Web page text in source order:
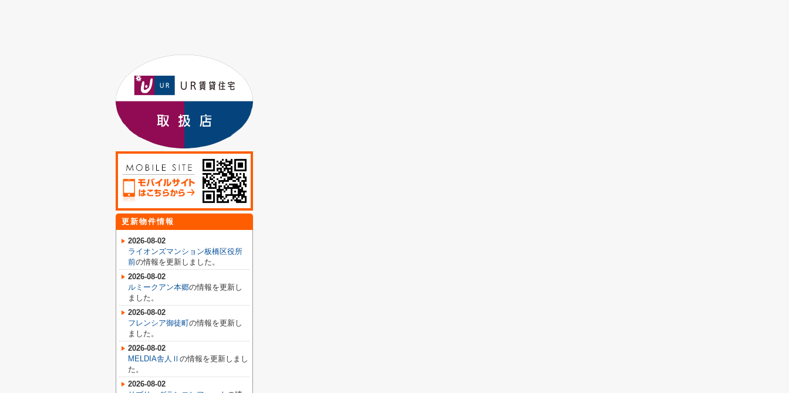
更新物件情報
2026-08-02
ライオンズマンション板橋区役所
前の情報を更新しました。
2026-08-02
ルミークアン本郷の情報を更新し
ました。
2026-08-02
フレンシア御徒町の情報を更新し
ました。
2026-08-02
MELDIA舎人Ⅱ の情報を更新しまし
た。
2026-08-02